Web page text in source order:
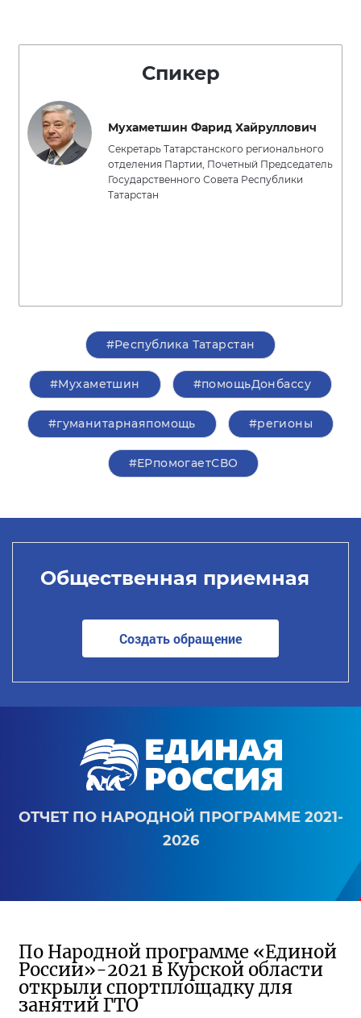
Спикер
Мухаметшин Фарид Хайруллович
Секретарь Татарстанского регионального
отделения Партии, Почетный Председатель
Государственного Совета Республики
Татарстан
#Республика Татарстан
#Мухаметшин #помощьДонбассу
#гуманитарнаяпомощь #регионы
#ЕРпомогаетСВО
Общественная приемная
Создать обращение
ОТЧЕТ ПО НАРОДНОЙ ПРОГРАММЕ 2021-
2026
По Народной программе «Единой
России»-2021 в Курской области
открыли спортплощадку для
занятий ГТО